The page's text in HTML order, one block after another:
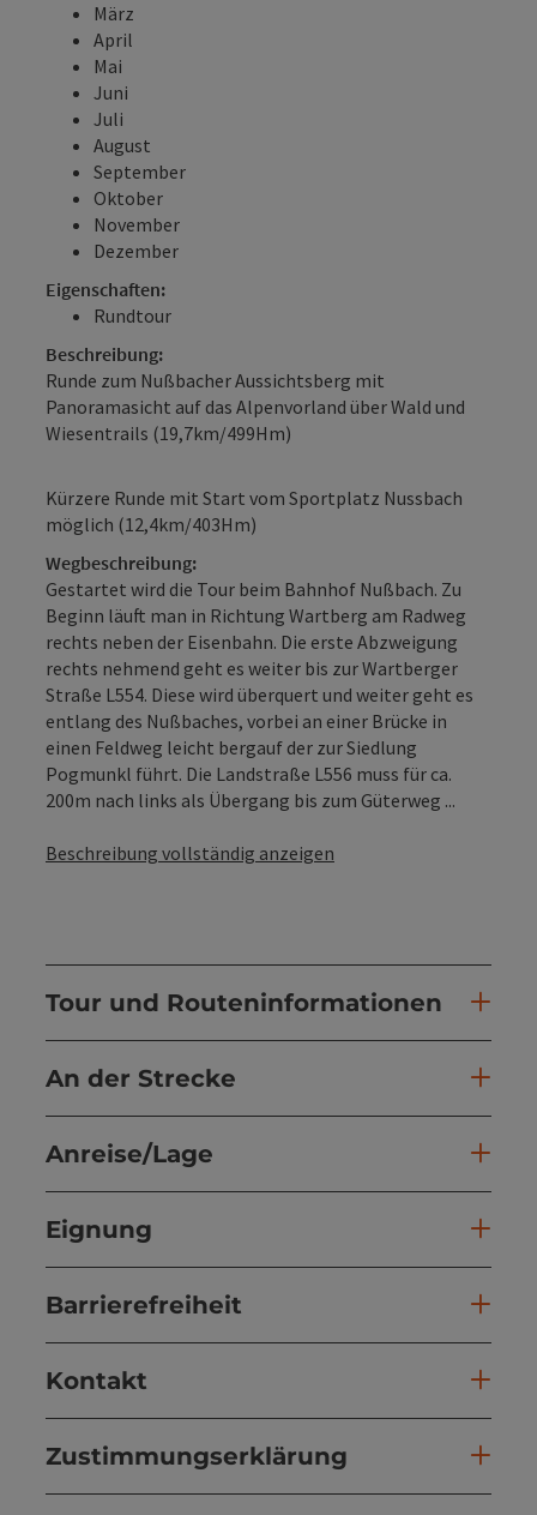
März
April
Mai
Juni
Juli
August
September
Oktober
November
Dezember
Eigenschaften:
Rundtour
Beschreibung:
Runde zum Nußbacher Aussichtsberg mit
Panoramasicht auf das Alpenvorland über Wald und
Wiesentrails (19,7km/499Hm)
Kürzere Runde mit Start vom Sportplatz Nussbach
möglich (12,4km/403Hm)
Wegbeschreibung:
Gestartet wird die Tour beim Bahnhof Nußbach. Zu
Beginn läuft man in Richtung Wartberg am Radweg
rechts neben der Eisenbahn. Die erste Abzweigung
rechts nehmend geht es weiter bis zur Wartberger
Straße L554. Diese wird überquert und weiter geht es
entlang des Nußbaches, vorbei an einer Brücke in
einen Feldweg leicht bergauf der zur Siedlung
Pogmunkl führt. Die Landstraße L556 muss für ca.
200m nach links als Übergang bis zum Güterweg ...
Beschreibung vollständig anzeigen
Tour und Routeninformationen
An der Strecke
Anreise/Lage
Eignung
Barrierefreiheit
Kontakt
Zustimmungserklärung